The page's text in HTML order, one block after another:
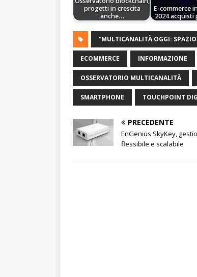
progetti in crescita
anche…
E-commerce
2024 acquisti
“MULTICANALITÀ OGGI:
ECOMMERCE INFORMAZIONE
OSSERVATORIO MULTICANALITÀ
SMARTPHONE TOUCHPOINT
PRECEDENTE
EnGenius SkyKey,
flessibile e scalabile